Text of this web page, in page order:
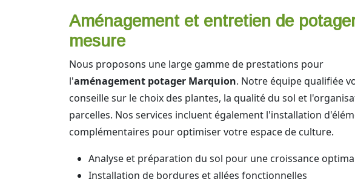
Aménagement et entretien de
mesure
Nous proposons une large gamme de prestations pour
l'aménagement potager Marquion. Notre équipe qualifiée
conseille sur le choix des plantes, la qualité du sol et
parcelles. Nos services incluent également l'installation
complémentaires pour optimiser votre espace de culture.
Analyse et préparation du sol pour une croissance
Installation de bordures et allées fonctionnelles